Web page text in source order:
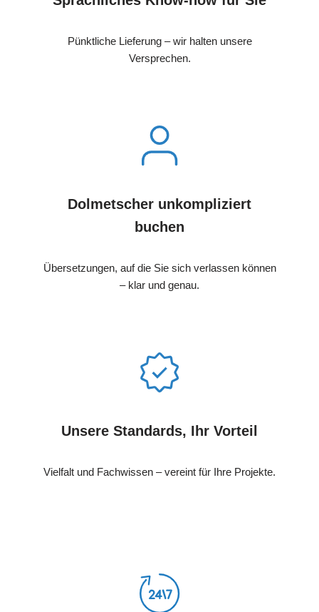
Pünktliche Lieferung – wir halten unsere
Versprechen.
Dolmetscher unkompliziert
buchen
Übersetzungen, auf die Sie sich verlassen können
– klar und genau.
Unsere Standards, Ihr Vorteil
Vielfalt und Fachwissen – vereint für Ihre Projekte.